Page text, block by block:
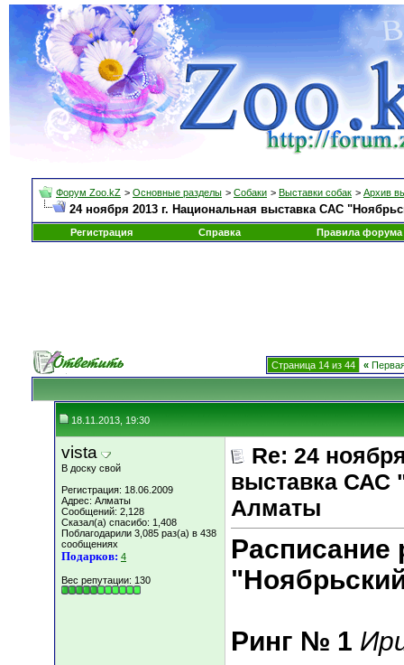
Форум Zoo.kZ > Основные разделы > Собаки > Выставки собак > Архив
24 ноября 2013 г. Национальная выставка САС
Регистрация Справка Правила форума
Страница 14 из 44 «
18.11.2013, 19:30
vista
В доску свой
Регистрация: 18.06.2009
Адрес: Алматы
Сообщений: 2,128
Сказал(а) спасибо: 1,408
Поблагодарили 3,085 раз(а) в 438
сообщениях
Подарков: 4
Вес репутации: 130
Re: 24
выставка САС
Алматы
Расписание
Ринг № 1